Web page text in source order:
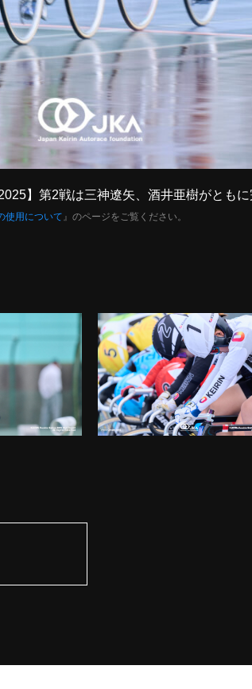
】第2戦は三神遼矢、酒井亜樹がとも
使用について 』のページをご覧ください。